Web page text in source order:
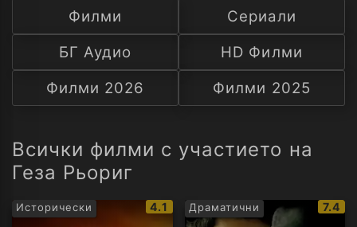
Ф
С
А
тема
Филми
Сериали
БГ Аудио
HD Филми
Филми 2026
Филми 2025
Всички филми с участието на
Геза Рьориг
Исторически
IMDb
рейтинг:
4.1 Драматични
IMDb
7.4